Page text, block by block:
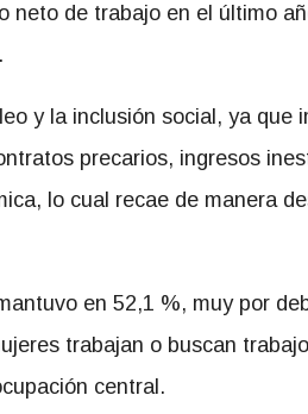
neto de trabajo en el último
y la inclusión social, ya que
precarios, ingresos
lo cual recae de manera
en 52,1 %, muy por
trabajan o buscan
central.